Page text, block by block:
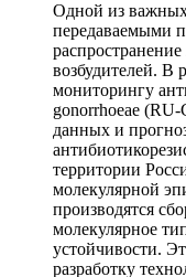
Одной из
передаваемыми
возбудителей. В
мониторингу
gonorrhoeae
данных и
территории
молекулярной
производятся
молекулярное
устойчивости.
разработку